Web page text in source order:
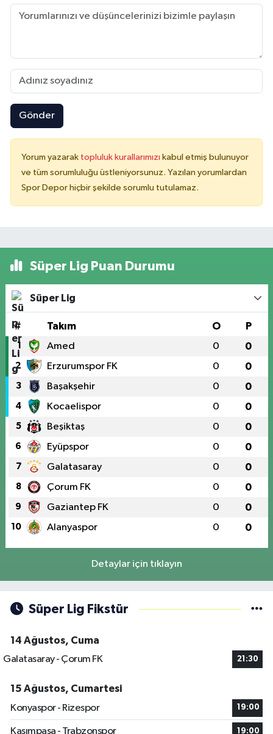
Gönder
Yorum yazarak topluluk kurallarımızı kabul etmiş bulunuyor
ve tüm sorumluluğu üstleniyorsunuz. Yazılan yorumlardan
Spor Depor hiçbir şekilde sorumlu tutulamaz.
Süper Lig Puan Durumu
Süper Lig
# Takım O P
1 Amed 0 0
2 Erzurumspor FK 0 0
3 Başakşehir 0 0
4 Kocaelispor 0 0
5 Beşiktaş 0 0
6 Eyüpspor 0 0
7 Galatasaray 0 0
8 Çorum FK 0 0
9 Gaziantep FK 0 0
10 Alanyaspor 0 0
Detaylar için tıklayın
Süper Lig Fikstür
14 Ağustos, Cuma
Galatasaray - Çorum FK
21:30
15 Ağustos, Cumartesi
Konyaspor - Rizespor
19:00
Kasımpaşa - Trabzonspor 19:00